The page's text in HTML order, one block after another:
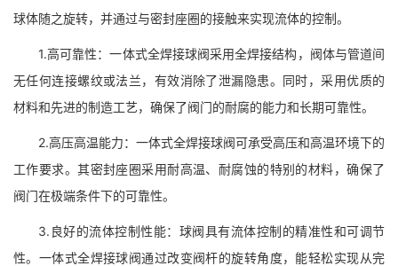
球体随之旋转，并通过与密封座圈的接触来实现流体的控制。
1.高可靠性：一体式全焊接球阀采用全焊接结构，阀体与管道间
无任何连接螺纹或法兰，有效消除了泄漏隐患。同时，采用优质的
材料和先进的制造工艺，确保了阀门的耐腐的能力和长期可靠性。
2.高压高温能力：一体式全焊接球阀可承受高压和高温环境下的
工作要求。其密封座圈采用耐高温、耐腐蚀的特别的材料，确保了
阀门在极端条件下的可靠性。
3.良好的流体控制性能：球阀具有流体控制的精准性和可调节
性。一体式全焊接球阀通过改变阀杆的旋转角度，能轻松实现从完